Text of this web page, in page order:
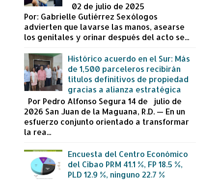
02 de julio de 2025
Por: Gabrielle Gutiérrez Sexólogos
advierten que lavarse las manos, asearse
los genitales y orinar después del acto se...
Histórico acuerdo en el Sur: Más
de 1,500 parceleros recibirán
títulos definitivos de propiedad
gracias a alianza estratégica
Por Pedro Alfonso Segura 14 de julio de
2026 San Juan de la Maguana, R.D. — En un
esfuerzo conjunto orientado a transformar
la rea...
Encuesta del Centro Económico
del Cibao PRM 41.1 %, FP 18.5 %,
PLD 12.9 %, ninguno 22.7 %